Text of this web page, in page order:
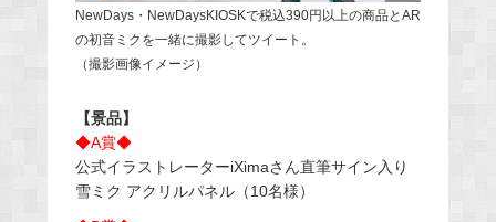
NewDays・NewDaysKIOSKで税込390円以上の商品とAR
の初音ミクを一緒に撮影してツイート。
（撮影画像イメージ）
【景品】
◆A賞◆
公式イラストレーターiXimaさん直筆サイン入り
雪ミク アクリルパネル（10名様）